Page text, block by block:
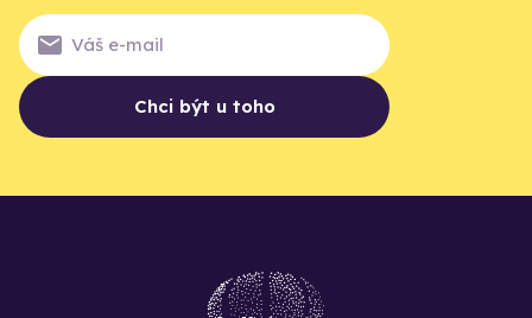
Chci být u toho